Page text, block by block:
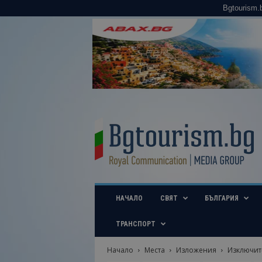
u
i
b
НАЧАЛО СВЯТ БЪЛГАРИЯ
ТРАНСПОРТ
Начало Места Изложения